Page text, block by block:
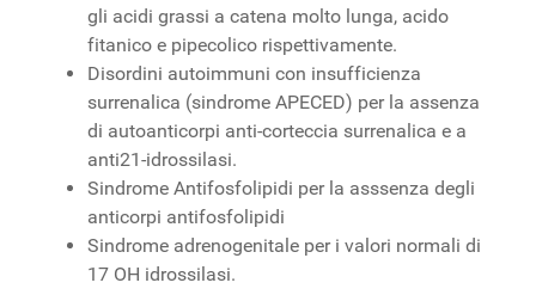
gli acidi grassi a catena molto lunga, acido
fitanico e pipecolico rispettivamente.
Disordini autoimmuni con insufficienza
surrenalica (sindrome APECED) per la assenza
di autoanticorpi anti-corteccia surrenalica e a
anti21-idrossilasi.
Sindrome Antifosfolipidi per la asssenza degli
anticorpi antifosfolipidi
Sindrome adrenogenitale per i valori normali di
17 OH idrossilasi.